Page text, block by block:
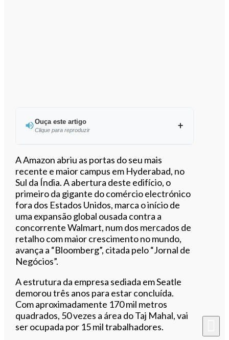
Ouça este artigo
Clique para reproduzir
Ouvir este artigo
A Amazon abriu as portas do seu mais
recente e maior campus em Hyderabad, no
Sul da Índia. A abertura deste edifício, o
primeiro da gigante do comércio electrónico
fora dos Estados Unidos, marca o início de
uma expansão global ousada contra a
concorrente Walmart, num dos mercados de
retalho com maior crescimento no mundo,
avança a “Bloomberg”, citada pelo “Jornal de
Negócios”.
A estrutura da empresa sediada em Seatle
demorou três anos para estar concluída.
Com aproximadamente 170 mil metros
quadrados, 50 vezes a área do Taj Mahal, vai
ser ocupada por 15 mil trabalhadores.